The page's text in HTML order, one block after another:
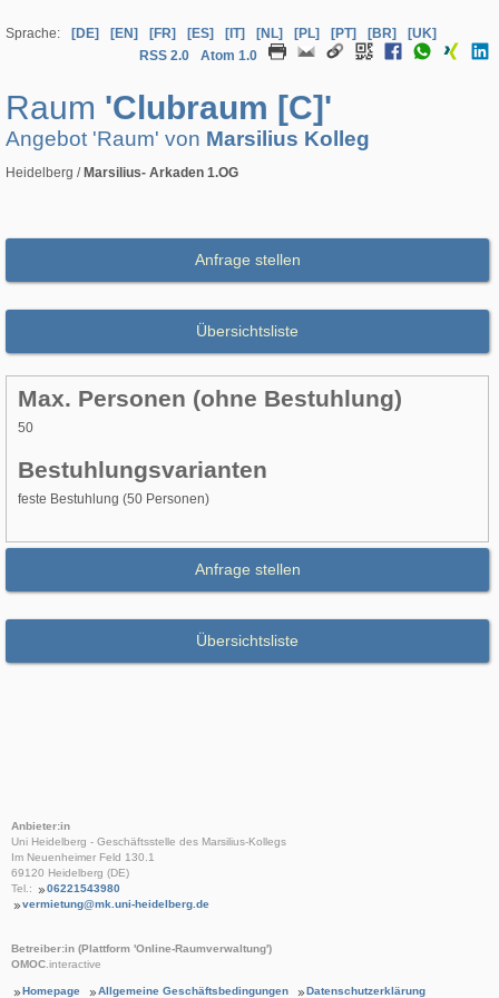
Sprache: [DE] [EN] [FR] [ES] [IT] [NL] [PL] [PT] [BR]
[UK]
RSS 2.0
Atom 1.0
Raum 'Clubraum [C]'
Angebot 'Raum' von Marsilius Kolleg
Heidelberg / Marsilius- Arkaden 1.OG
Anfrage stellen
Übersichtsliste
Max. Personen (ohne Bestuhlung)
50
Bestuhlungsvarianten
feste Bestuhlung (50 Personen)
Anfrage stellen
Übersichtsliste
Anbieter:in
Uni Heidelberg - Geschäftsstelle des Marsilius-Kollegs
Im Neuenheimer Feld 130.1
69120 Heidelberg (DE)
Tel.:
06221543980
vermietung@mk.uni-heidelberg.de
Betreiber:in (Plattform 'Online-Raumverwaltung')
OMOC.interactive
Homepage Allgemeine Geschäftsbedingungen Datenschutzerklärung